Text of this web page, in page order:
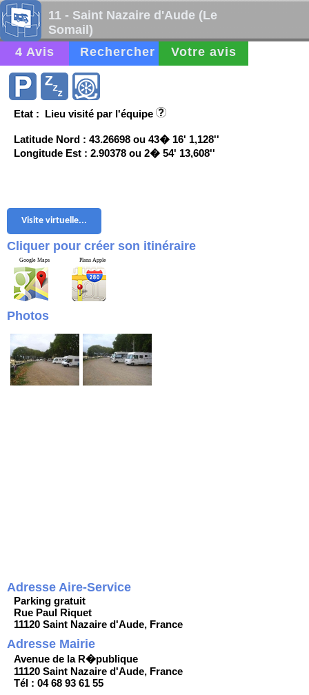
11 - Saint Nazaire d'Aude (Le
Somail)
4 Avis
Rechercher Votre avis
Etat : Lieu visité par l'équipe
Latitude Nord : 43.26698 ou 43� 16' 1,128''
Longitude Est : 2.90378 ou 2� 54' 13,608''
Visite virtuelle...
Cliquer pour créer son itinéraire
Google Maps Plans Apple
Photos
Adresse Aire-Service
Parking gratuit
Rue Paul Riquet
11120 Saint Nazaire d'Aude, France
Adresse Mairie
Avenue de la R�publique
11120 Saint Nazaire d'Aude, France
Tél : 04 68 93 61 55